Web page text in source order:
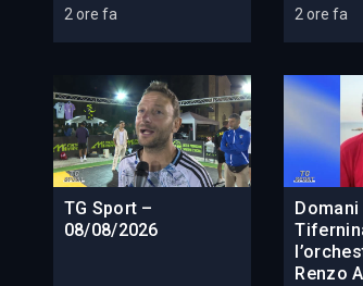
2 ore fa 2 ore fa
TG Sport –
08/08/2026
Renzo